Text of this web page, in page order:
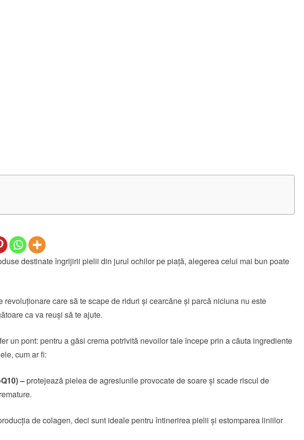
destinate îngrijirii pielii din jurul ochilor pe piață, alegerea celui mai bun poate
revoluționare care să te scape de riduri și cearcăne și parcă niciuna nu este
ca va reuși să te ajute.
un pont: pentru a găsi crema potrivită nevoilor tale începe prin a căuta ingrediente
cum ar fi:
– protejează pielea de agresiunile provocate de soare și scade riscul de
de colagen, deci sunt ideale pentru întinerirea pielii și estomparea liniilor